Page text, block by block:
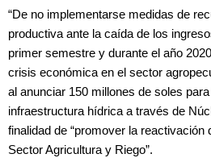
“De no implementarse medidas de
productiva ante la caída de los
primer semestre y durante el año
crisis económica en el sector
al anunciar 150 millones de soles
infraestructura hídrica a través de
finalidad de “promover la reactivación
Sector Agricultura y Riego”.